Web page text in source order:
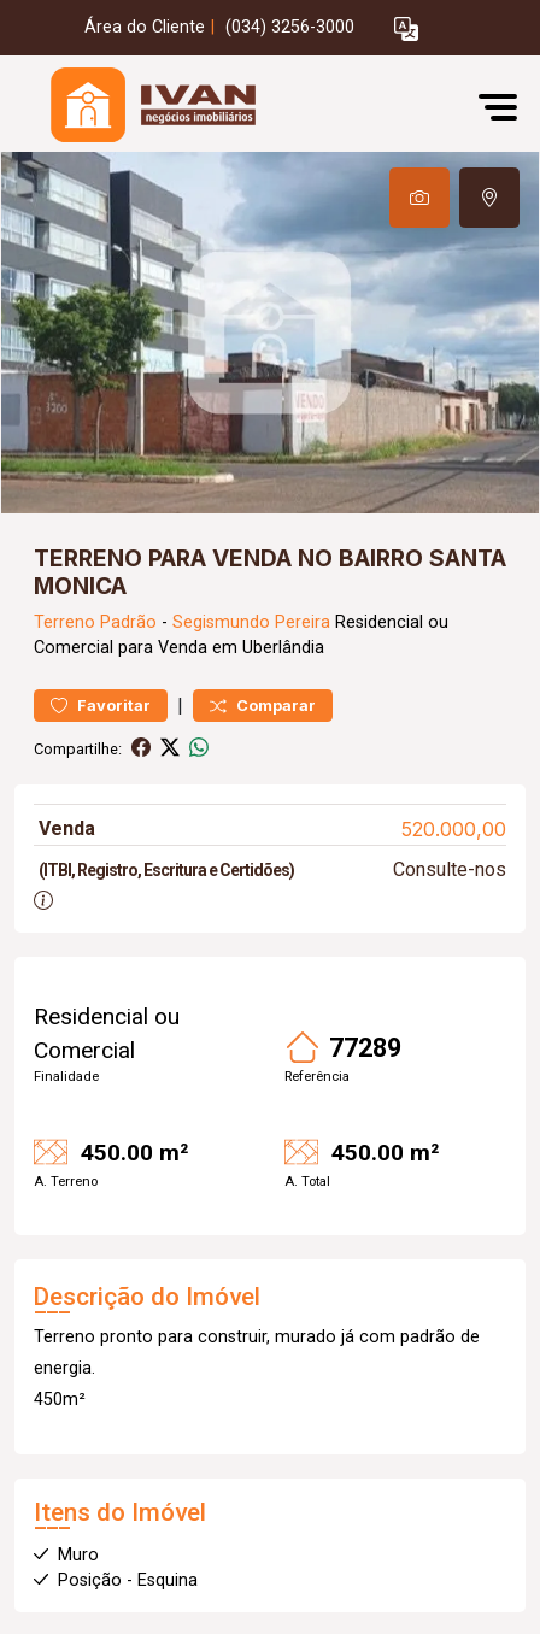
Área do Cliente (034) 3256-3000
TERRENO PARA VENDA NO BAIRRO SANTA
MONICA
Terreno Padrão - Segismundo Pereira Residencial ou
Comercial para Venda em Uberlândia
Favoritar | Comparar
Compartilhe:
Venda 520.000,00
(ITBI, Registro, Escritura e Certidões) Consulte-nos
Residencial ou
Comercial
Finalidade
77289
Referência
450.00 m²
A. Terreno
450.00 m²
A. Total
Descrição do Imóvel
Terreno pronto para construir, murado já com padrão de
energia.
450m²
Itens do Imóvel
Muro
Posição - Esquina